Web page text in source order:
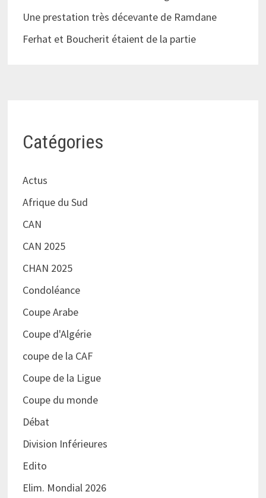
Une prestation très décevante de Ramdane
Ferhat et Boucherit étaient de la partie
Catégories
Actus
Afrique du Sud
CAN
CAN 2025
CHAN 2025
Condoléance
Coupe Arabe
Coupe d'Algérie
coupe de la CAF
Coupe de la Ligue
Coupe du monde
Débat
Division Inférieures
Edito
Elim. Mondial 2026